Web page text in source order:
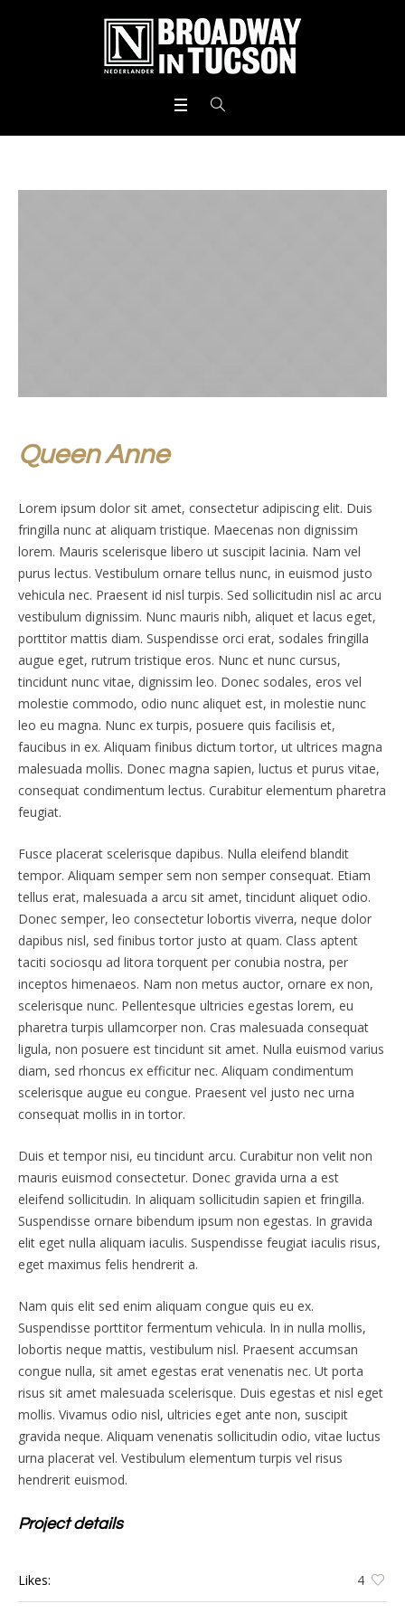
Queen Anne
Lorem ipsum dolor sit amet, consectetur adipiscing elit. Duis
fringilla nunc at aliquam tristique. Maecenas non dignissim
lorem. Mauris scelerisque libero ut suscipit lacinia. Nam vel
purus lectus. Vestibulum ornare tellus nunc, in euismod justo
vehicula nec. Praesent id nisl turpis. Sed sollicitudin nisl ac arcu
vestibulum dignissim. Nunc mauris nibh, aliquet et lacus eget,
porttitor mattis diam. Suspendisse orci erat, sodales fringilla
augue eget, rutrum tristique eros. Nunc et nunc cursus,
tincidunt nunc vitae, dignissim leo. Donec sodales, eros vel
molestie commodo, odio nunc aliquet est, in molestie nunc
leo eu magna. Nunc ex turpis, posuere quis facilisis et,
faucibus in ex. Aliquam finibus dictum tortor, ut ultrices magna
malesuada mollis. Donec magna sapien, luctus et purus vitae,
consequat condimentum lectus. Curabitur elementum pharetra
feugiat.
Fusce placerat scelerisque dapibus. Nulla eleifend blandit
tempor. Aliquam semper sem non semper consequat. Etiam
tellus erat, malesuada a arcu sit amet, tincidunt aliquet odio.
Donec semper, leo consectetur lobortis viverra, neque dolor
dapibus nisl, sed finibus tortor justo at quam. Class aptent
taciti sociosqu ad litora torquent per conubia nostra, per
inceptos himenaeos. Nam non metus auctor, ornare ex non,
scelerisque nunc. Pellentesque ultricies egestas lorem, eu
pharetra turpis ullamcorper non. Cras malesuada consequat
ligula, non posuere est tincidunt sit amet. Nulla euismod varius
diam, sed rhoncus ex efficitur nec. Aliquam condimentum
scelerisque augue eu congue. Praesent vel justo nec urna
consequat mollis in in tortor.
Duis et tempor nisi, eu tincidunt arcu. Curabitur non velit non
mauris euismod consectetur. Donec gravida urna a est
eleifend sollicitudin. In aliquam sollicitudin sapien et fringilla.
Suspendisse ornare bibendum ipsum non egestas. In gravida
elit eget nulla aliquam iaculis. Suspendisse feugiat iaculis risus,
eget maximus felis hendrerit a.
Nam quis elit sed enim aliquam congue quis eu ex.
Suspendisse porttitor fermentum vehicula. In in nulla mollis,
lobortis neque mattis, vestibulum nisl. Praesent accumsan
congue nulla, sit amet egestas erat venenatis nec. Ut porta
risus sit amet malesuada scelerisque. Duis egestas et nisl eget
mollis. Vivamus odio nisl, ultricies eget ante non, suscipit
gravida neque. Aliquam venenatis sollicitudin odio, vitae luctus
urna placerat vel. Vestibulum elementum turpis vel risus
hendrerit euismod.
Project details
Likes: 4